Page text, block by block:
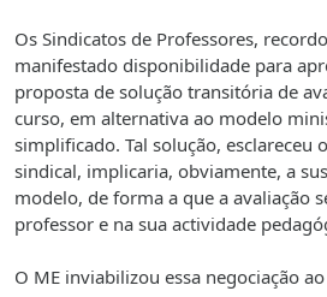
Os Sindicatos de Professores,
manifestado disponibilidade para
proposta de solução transitória de
curso, em alternativa ao modelo
simplificado. Tal solução, esclareceu
sindical, implicaria, obviamente, a
modelo, de forma a que a avaliação
professor e na sua actividade
O ME inviabilizou essa negociação